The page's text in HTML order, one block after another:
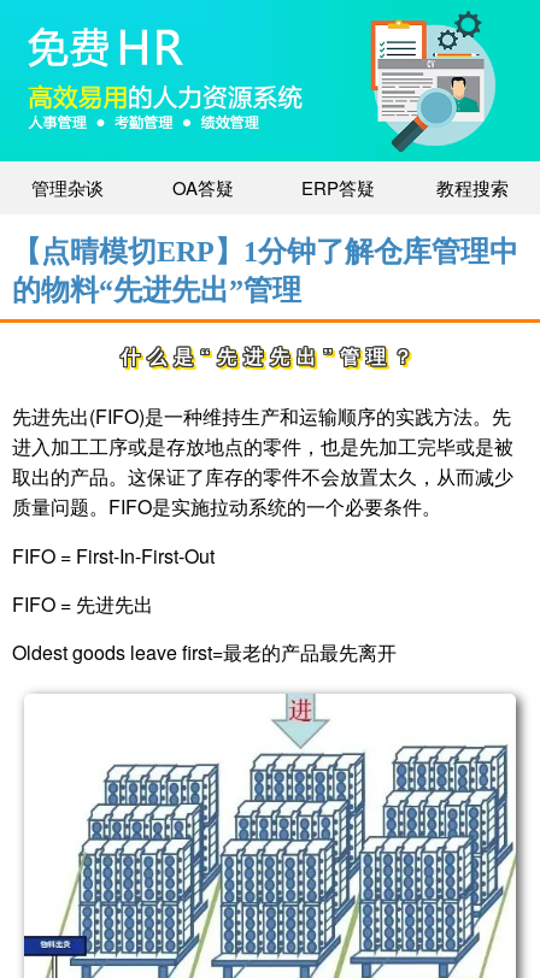
管理杂谈 OA答疑 ERP答疑 教程搜索
【点晴模切ERP】1分钟了解仓库管理中
的物料“先进先出”管理
什么是“先进先出”管理？
先进先出(FIFO)是一种维持生产和运输顺序的实践方法。先
进入加工工序或是存放地点的零件，也是先加工完毕或是被
取出的产品。这保证了库存的零件不会放置太久，从而减少
质量问题。FIFO是实施拉动系统的一个必要条件。
FIFO = First-In-First-Out
FIFO = 先进先出
Oldest goods leave first=最老的产品最先离开